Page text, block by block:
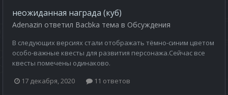
неожиданная награда (куб)
Adenazin ответил Bacbka тема в Обсуждения
В следующих версиях стали отображать тёмно-синим цветом
особо-важные квесты для развития персонажа.Сейчас все
квесты помечены одинаково.
17 декабря, 2020
11 ответов